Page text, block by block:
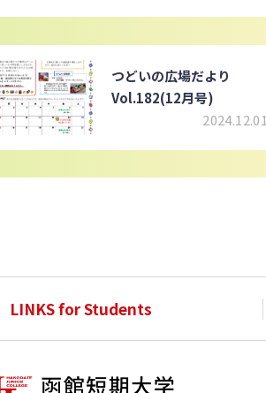
つどいの広場だより
Vol.182(12月号)
2024.12.01
LINKS for Students